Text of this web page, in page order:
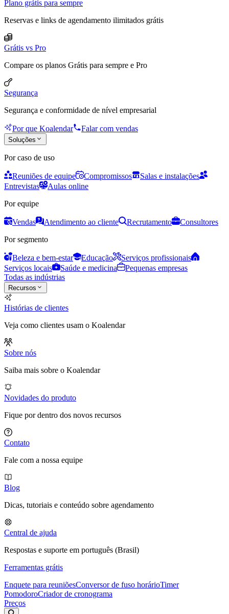
Plano grátis para sempre
Reservas e links de agendamento ilimitados grátis
Grátis vs Pro
Compare os planos Grátis para sempre e Pro
Segurança
Segurança e conformidade de nível empresarial
Por que Koalendar Falar com vendas
Soluções
Por caso de uso
Reuniões de equipe Compromissos
Salas e instalações
Entrevistas
Aulas online
Por equipe
Vendas Atendimento ao cliente Recrutamento
Consultores
Por segmento
Beleza e bem-estar Educação
Serviços profissionais
Serviços locais
Saúde e medicina
Pequenas empresas
Todas as indústrias
Recursos
Histórias de clientes
Veja como clientes usam o Koalendar
Sobre nós
Saiba mais sobre o Koalendar
Novidades do produto
Fique por dentro dos novos recursos
Contato
Fale com a nossa equipe
Blog
Dicas, tutoriais e conteúdo sobre agendamento
Central de ajuda
Respostas e suporte em português (Brasil)
Ferramentas grátis
Enquete para reuniõesConversor de fuso horárioTimer
PomodoroCriador de cronograma
Preços